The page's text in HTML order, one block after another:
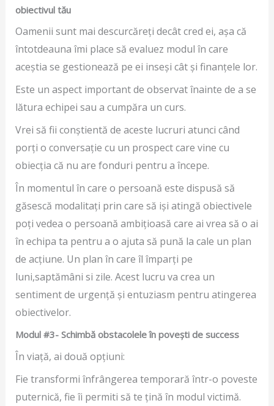
obiectivul tău
Oamenii sunt mai descurcăreți decât cred ei, așa că
întotdeauna îmi place să evaluez modul în care
aceștia se gestionează pe ei inseși cât și finanțele lor.
Este un aspect important de observat înainte de a se
lătura echipei sau a cumpăra un curs.
Vrei să fii conștientă de aceste lucruri atunci când
porți o conversație cu un prospect care vine cu
obiecția că nu are fonduri pentru a începe.
În momentul în care o persoană este dispusă să
găsescă modalitați prin care să iși atingă obiectivele
poți vedea o persoană ambițioasă care ai vrea să o ai
în echipa ta pentru a o ajuta să pună la cale un plan
de acțiune. Un plan în care îl împarți pe
luni,saptămâni si zile. Acest lucru va crea un
sentiment de urgență și entuziasm pentru atingerea
obiectivelor.
Modul #3- Schimbă obstacolele în povești de success
În viață, ai două opțiuni:
Fie transformi înfrângerea temporară într-o poveste
puternică, fie îi permiti să te țină în modul victimă.